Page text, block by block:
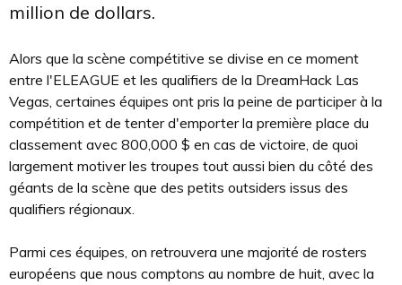
million de dollars.
Alors que la scène compétitive se divise en ce moment
entre l'ELEAGUE et les qualifiers de la DreamHack Las
Vegas, certaines équipes ont pris la peine de participer à la
compétition et de tenter d'emporter la première place du
classement avec 800,000 $ en cas de victoire, de quoi
largement motiver les troupes tout aussi bien du côté des
géants de la scène que des petits outsiders issus des
qualifiers régionaux.
Parmi ces équipes, on retrouvera une majorité de rosters
européens que nous comptons au nombre de huit, avec la